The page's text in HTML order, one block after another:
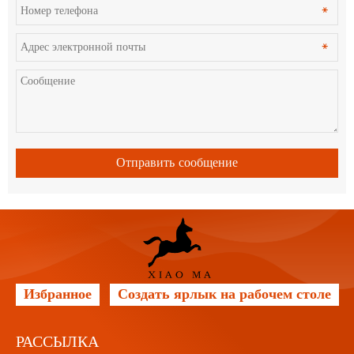
чтобы решить
любые проблемы.
Отправить сообщение
Избранное Создать ярлык на рабочем столе
РАССЫЛКА